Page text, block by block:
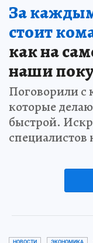
За
стоит
как на
наши
Поговорили с
которые
быстрой.
специалистов